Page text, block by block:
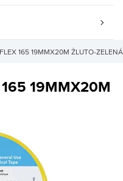
165 19MMX20M ŽLUTO-ZELENÁ
19MMX20M